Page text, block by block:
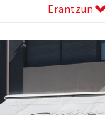
Erantzun